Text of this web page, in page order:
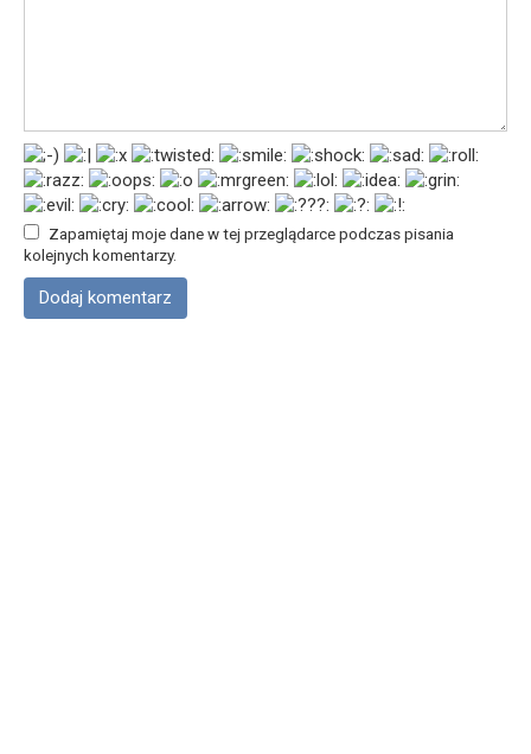
Zapamiętaj moje dane w tej przeglądarce podczas pisania
kolejnych komentarzy.